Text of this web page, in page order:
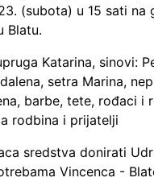
(subota) u 15 sati na
Blatu.
Katarina, sinovi:
setra Marina,
barbe, tete, rođaci i
rodbina i prijatelji
sredstva donirati
Vincenca -